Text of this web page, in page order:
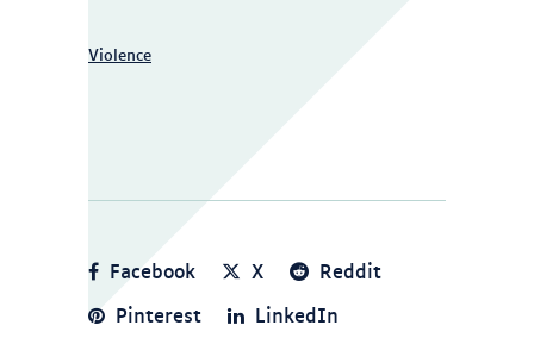
Violence
Facebook X
Reddit
Pinterest
LinkedIn